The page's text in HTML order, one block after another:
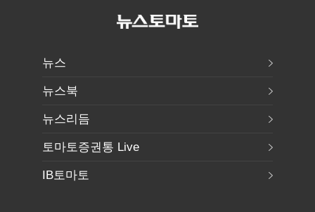
뉴스
뉴스북
뉴스리듬
토마토증권통 Live
IB토마토